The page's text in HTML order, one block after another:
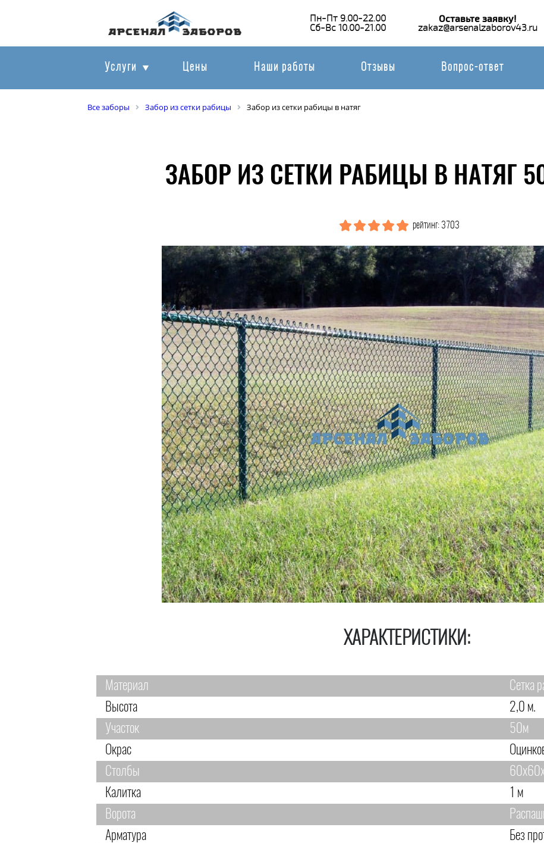
Пн-Пт 9.00-22.00
Сб-Вс 10.00-21.00
Оставьте заявку!
zakaz@arsenalzaborov43.ru
Услуги Цены Наши работы Отзывы Вопрос-ответ
Все заборы Забор из сетки рабицы Забор из сетки рабицы в натяг
ЗАБОР ИЗ СЕТКИ РАБИЦЫ В НАТЯГ
рейтинг: 3703
ХАРАКТЕРИСТИКИ:
Материал
Сетка
Высота
2,0 м.
Участок
50м
Окрас
Столбы
Калитка
1 м
Ворота
Арматура
Без